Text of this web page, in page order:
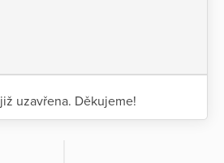
uzavřena. Děkujeme!